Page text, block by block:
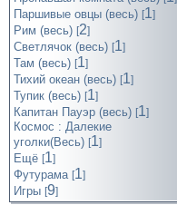
Паршивые овцы (весь) [1]
Рим (весь) [2]
Светлячок (весь) [1]
Там (весь) [1]
Тихий океан (весь) [1]
Тупик (весь) [1]
Капитан Пауэр (весь) [1]
Космос : Далекие
уголки(Весь) [1]
Ещё [1]
Футурама [1]
Игры [9]